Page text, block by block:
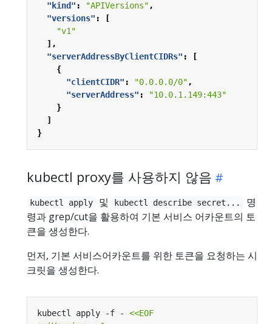
"kind" : "APIVersions" ,
"versions" :
[
"v1"
],
"serverAddressByClientCIDRs" :
[
{
"clientCIDR" : "0.0.0.0/0" ,
"serverAddress" :
"10.0.1.149:443"
}
]
}
kubectl proxy를 사용하지 않음
kubectl apply 및 kubectl describe secret...
명
령과 grep/cut을 활용하여 기본 서비스 어카운트의 토
큰을 생성한다.
먼저, 기본 서비스어카운트를 위한 토큰을 요청하는 시
크릿을 생성한다.
kubectl apply -f -